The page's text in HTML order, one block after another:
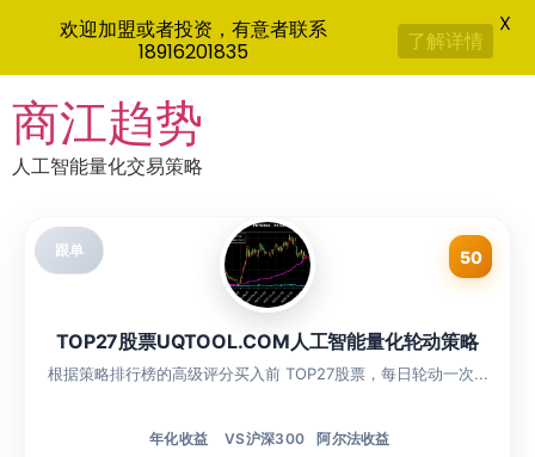
to
content
商江趋势
人工智能量化交易策略
跟单 50
TOP27股票UQTOOL.COM人工智能量化轮动策略
根据策略排行榜的高级评分买入前 TOP27股票，每日轮动一次...
年化收益 VS沪深300 阿尔法收益
欢迎加盟或者投资，有意者联系
18916201835
了解详情
X